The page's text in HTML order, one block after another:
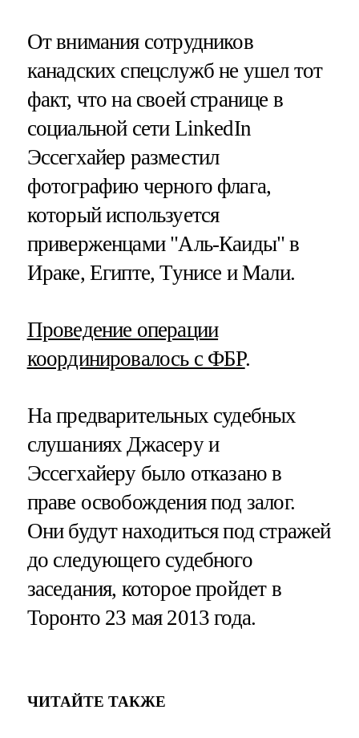
От внимания сотрудников
канадских спецслужб не ушел тот
факт, что на своей странице в
социальной сети LinkedIn
Эссегхайер разместил
фотографию черного флага,
который используется
приверженцами "Аль-Каиды" в
Ираке, Египте, Тунисе и Мали.
Проведение операции
координировалось с ФБР.
На предварительных судебных
слушаниях Джасеру и
Эссегхайеру было отказано в
праве освобождения под залог.
Они будут находиться под стражей
до следующего судебного
заседания, которое пройдет в
Торонто 23 мая 2013 года.
ЧИТАЙТЕ ТАКЖЕ